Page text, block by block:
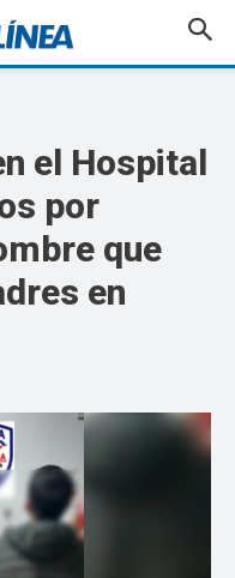
el Hospital
por
que
en